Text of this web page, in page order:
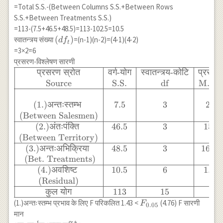
+1 & +6 & -7
\\ \hline
\end{array}
{4}-9=\frac{230}
{4}-9=57.5-9 \\ =48.5
=Total S.S.-(Between Columns S.S.+Between Rows
S.S.+Between Treatments S.S.)
=113-(7.5+46.5+48.5)=113-102.5=10.5
स्वातन्त्र्य संख्या\left(df_t\right)
(dft )=(n-1)(n-2)=(4-1)(4-2)
=3×2=6
प्रसरण-विश्लेषण सारणी
\begin{array}
{|c|c|c|c|c|c|} \hline
\text{वर्ग-योग} &
\text{स्वातन्त्र्य-कोटि}
&\text{प्रसरण} &
\text{प्रसरणानुपात} &
\text{} \\
\text{Source} &
\text{S.S.} &
\text{df} &
\text{M.S.S.} &
\text{(F)} &
F_{.05}\\ \hline & &
& & \\
प्रसरण स्रोत
Source
(1.)अन्तःस्तम्भ
(Between Salesmen)
(2.)अंतःपंक्ति
(Between Territory)
(3.)अन्तःअभिक्रिया
(Bet. Treatments)
(4.)अवशिष्ट
(Residual)
कुल योग
वर्ग-योग
S.S.
7.5
46.5
48.5
10.5
113
स्वातन्त्र्य-कोटि
df
3
3
3
6
15
प्रसरण
2.5
15.5
16.17
1.75
(1.)अन्तःस्तम्भ प्रभाव के लिए F परिकलित 1.43 <F_{0.05}
F0.05 (4.76) F सारणी
मान